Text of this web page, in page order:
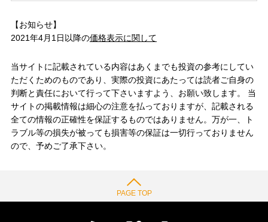
【お知らせ】
2021年4月1日以降の価格表示に関して
当サイトに記載されている内容はあくまでも投資の参考にしてい
ただくためのものであり、実際の投資にあたっては読者ご自身の
判断と責任において行って下さいますよう、お願い致します。 当
サイトの掲載情報は細心の注意を払っておりますが、記載される
全ての情報の正確性を保証するものではありません。万が一、ト
ラブル等の損失が被っても損害等の保証は一切行っておりません
ので、予めご了承下さい。
PAGE TOP